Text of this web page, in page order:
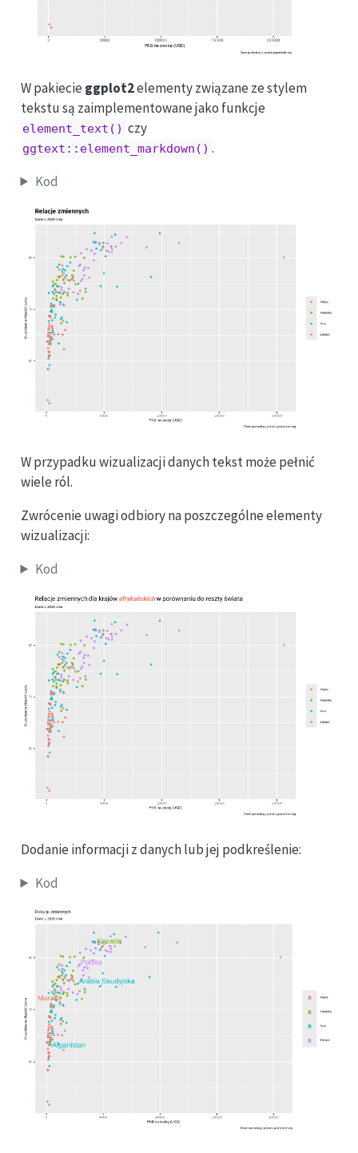
W pakiecie ggplot2elementy związane ze stylem
tekstu są zaimplementowane jako funkcje
element_text() czy
ggtext::element_markdown() .
Kod
W przypadku wizualizacji danych tekst może pełnić
wiele ról.
Zwrócenie uwagi odbiory na poszczególne elementy
wizualizacji:
Kod
Dodanie informacji z danych lub jej podkreślenie:
Kod